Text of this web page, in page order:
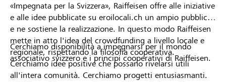
«Impegnata per la Svizzera», Raiffeisen offre alle iniziative
e alle idee pubblicate su eroilocali.ch un ampio pubblico
e ne sostiene la realizzazione. In questo modo Raiffeisen
mette in atto l'idea del crowdfunding a livello locale e
regionale, rispettando la filosofia cooperativa.
Cerchiamo idee positive che possano rivelarsi utili
all'intera comunità. Cerchiamo progetti entusiasmanti.
Cerchiamo disponibilità a impegnarsi per il mondo
associativo svizzero e i principi cooperativi di Raiffeisen.